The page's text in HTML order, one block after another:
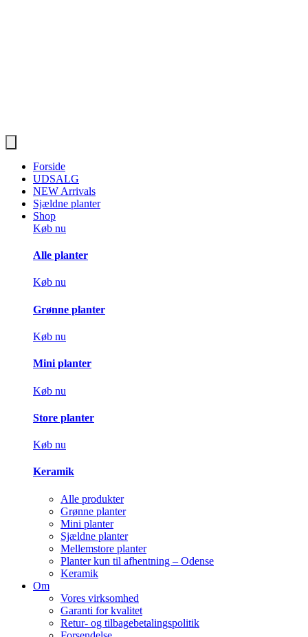
Forside
UDSALG
NEW Arrivals
Sjældne planter
Shop
Køb nu
Alle planter
Køb nu
Grønne planter
Køb nu
Mini planter
Køb nu
Store planter
Køb nu
Keramik
Alle produkter
Grønne planter
Mini planter
Sjældne planter
Mellemstore planter
Planter kun til afhentning – Odense
Keramik
Om
Vores virksomhed
Garanti for kvalitet
Retur- og tilbagebetalingspolitik